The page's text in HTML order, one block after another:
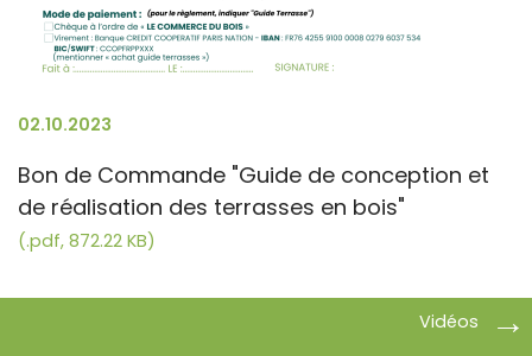
02.10.2023
Bon de Commande "Guide de conception et
de réalisation des terrasses en bois"
(.pdf, 872.22 KB)
Vidéos